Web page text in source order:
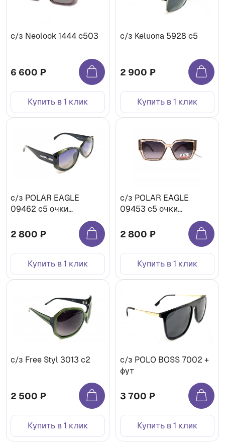
с/з Neolook 1444 с503
6 600 ₽
Купить в 1 клик
с/з Keluona 5928 с5
2 900 ₽
Купить в 1 клик
с/з POLAR EAGLE
09462 с5 очки
2 800 ₽
Купить в 1 клик
с/з POLAR EAGLE
09453 с5 очки
2 800 ₽
Купить в 1 клик
с/з Free Styl 3013 c2
2 500 ₽
Купить в 1 клик
с/з POLO BOSS 7002 +
фут
3 700 ₽
Купить в 1 клик